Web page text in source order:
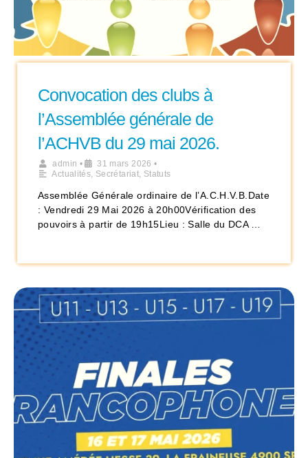
Convocation des clubs à
l’Assemblée générale de
l’ACHVB du 29 mai 2026.
admin • 31 mars 2026 •
Actualités, Secrétariat, Statuts
Assemblée Générale ordinaire de l’A.C.H.V.B.Date
: Vendredi 29 Mai 2026 à 20h00Vérification des
pouvoirs à partir de 19h15Lieu : Salle du DCA …